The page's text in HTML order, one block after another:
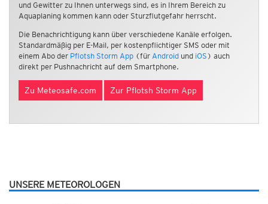
und Gewitter zu Ihnen unterwegs sind, es in Ihrem Bereich zu
Aquaplaning kommen kann oder Sturzflutgefahr herrscht.
Die Benachrichtigung kann über verschiedene Kanäle erfolgen.
Standardmäßig per E-Mail, per kostenpflichtiger SMS oder mit
einem Abo der Pflotsh Storm App (für Android und iOS ) auch
direkt per Pushnachricht auf dem Smartphone.
Zu Meteosafe.com Zur Pflotsh Storm App
UNSERE METEOROLOGEN